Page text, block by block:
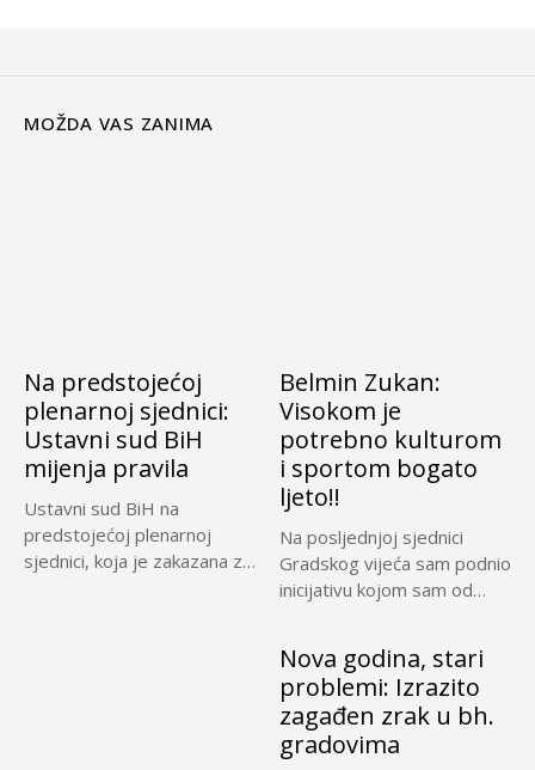
MOŽDA VAS ZANIMA
Na predstojećoj
plenarnoj sjednici:
Ustavni sud BiH
mijenja pravila
Ustavni sud BiH na
predstojećoj plenarnoj
sjednici, koja je zakazana za
Belmin Zukan:
Visokom je
potrebno kulturom
i sportom bogato
ljeto!!
Na posljednjoj sjednici
Gradskog vijeća sam podnio
inicijativu kojom sam od
Nova godina, stari
problemi: Izrazito
zagađen zrak u bh.
gradovima